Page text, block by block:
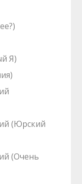
Я)
(Юрский
(Очень